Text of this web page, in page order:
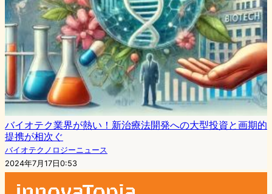
バイオテク業界が熱い！新治療法開発への大型投資と画期的
提携が相次ぐ
バイオテクノロジーニュース
2024年7月17日0:53